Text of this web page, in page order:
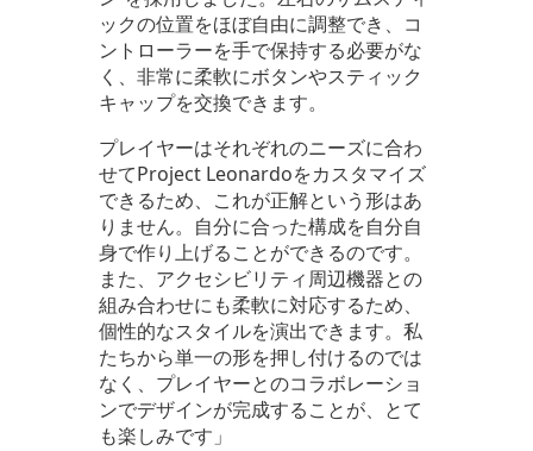
ックの位置をほぼ自由に調整でき、コ
ントローラーを手で保持する必要がな
く、非常に柔軟にボタンやスティック
キャップを交換できます。
プレイヤーはそれぞれのニーズに合わ
せてProject Leonardoをカスタマイズ
できるため、これが正解という形はあ
りません。自分に合った構成を自分自
身で作り上げることができるのです。
また、アクセシビリティ周辺機器との
組み合わせにも柔軟に対応するため、
個性的なスタイルを演出できます。私
たちから単一の形を押し付けるのでは
なく、プレイヤーとのコラボレーショ
ンでデザインが完成することが、とて
も楽しみです」